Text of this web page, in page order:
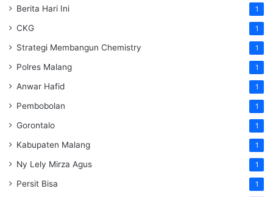
Berita Hari Ini 1
CKG 1
Strategi Membangun Chemistry 1
Polres Malang 1
Anwar Hafid 1
Pembobolan 1
Gorontalo 1
Kabupaten Malang 1
Ny Lely Mirza Agus 1
Persit Bisa 1